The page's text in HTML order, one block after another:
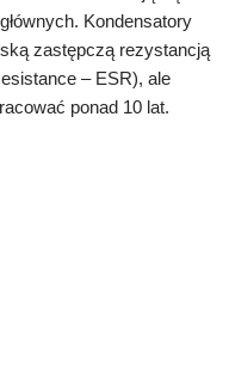
Kondensatory
zastępczą rezystancją
– ESR), ale
ponad 10 lat.